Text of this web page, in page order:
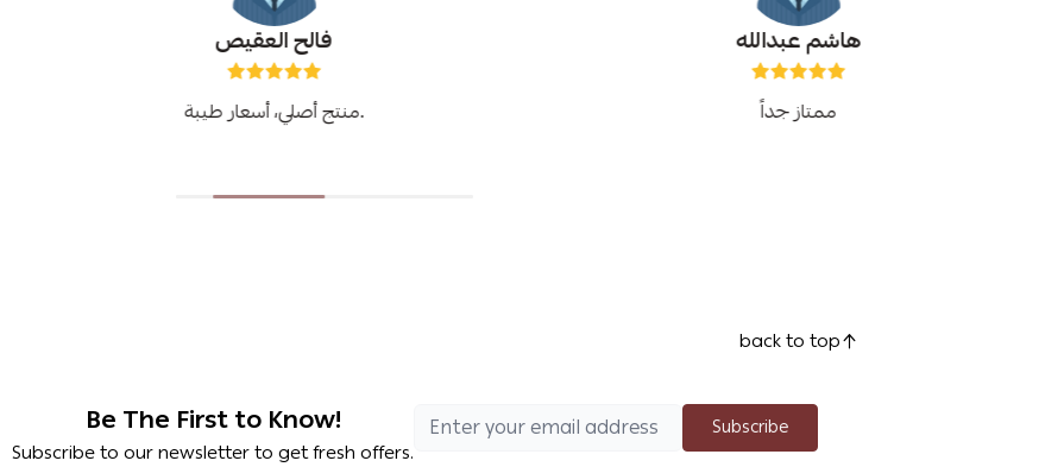
فالح العقيص
منتج أصلي، أسعار طيبة.
هاشم عبدالله
ممتاز جداً
back to top
Be The First to Know!
Subscribe to our newsletter to get fresh offers.
Subscribe